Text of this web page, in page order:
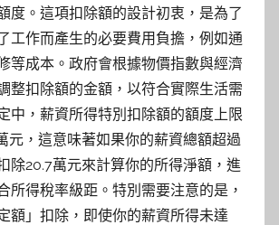
度。這項扣除額的設計初衷，是為了
工作而產生的必要費用負擔，例如通
等成本。政府會根據物價指數與經濟
整扣除額的金額，以符合實際生活需
中，薪資所得特別扣除額的額度上限
元，這意味著如果你的薪資總額超過
除20.7萬元來計算你的所得淨額，進
所得稅率級距。特別需要注意的是，
額」扣除，即使你的薪資所得未達